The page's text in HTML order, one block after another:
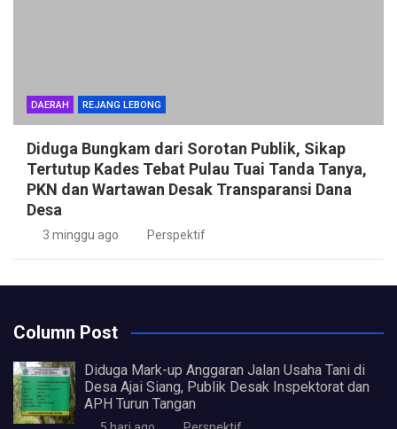
DAERAH REJANG LEBONG
Diduga Bungkam dari Sorotan Publik, Sikap
Tertutup Kades Tebat Pulau Tuai Tanda Tanya,
PKN dan Wartawan Desak Transparansi Dana
Desa
3 minggu ago Perspektif
Column Post
Diduga Mark-up Anggaran Jalan Usaha Tani di
Desa Ajai Siang, Publik Desak Inspektorat dan
APH Turun Tangan